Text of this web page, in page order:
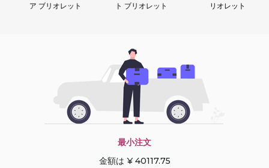
ア ブリオレット
ト ブリオレット
リオレット
最小注文
金額は ¥ 40117.75